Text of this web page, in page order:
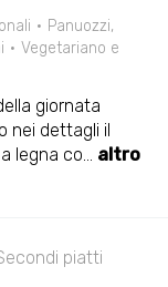
Panuozzi,
Vegetariano e
giornata
nei dettagli il
legna co... altro
piatti